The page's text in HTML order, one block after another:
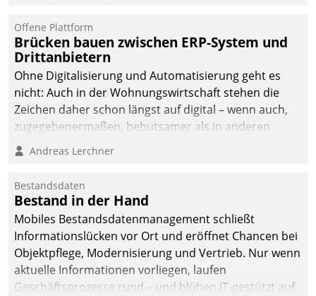
Offene Plattform
Brücken bauen zwischen ERP-System und
Drittanbietern
Ohne Digitalisierung und Automatisierung geht es
nicht: Auch in der Wohnungswirtschaft stehen die
Zeichen daher schon längst auf digital – wenn auch,
zugegebenermaßen, behutsamer als in anderen
Branchen.
Andreas Lerchner
Bestandsdaten
Bestand in der Hand
Mobiles Bestandsdatenmanagement schließt
Informationslücken vor Ort und eröffnet Chancen bei
Objektpflege, Modernisierung und Vertrieb. Nur wenn
aktuelle Informationen vorliegen, laufen
Geschäftsprozesse rund – und blühen IT-gestützt auf.